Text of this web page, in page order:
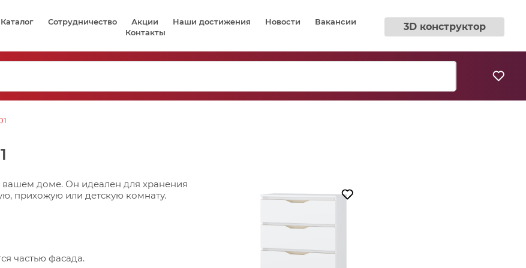
Каталог Сотрудничество Акции Наши достижения Новости
Вакансии
Контакты
3D конструктор
доме. Он идеален для хранения
прихожую или детскую комнату.
частью фасада.